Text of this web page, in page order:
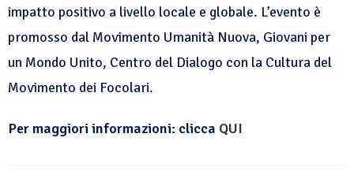
impatto positivo a livello locale e globale. L’evento è
promosso dal Movimento Umanità Nuova, Giovani per
un Mondo Unito, Centro del Dialogo con la Cultura del
Movimento dei Focolari.
Per maggiori informazioni: clicca QUI